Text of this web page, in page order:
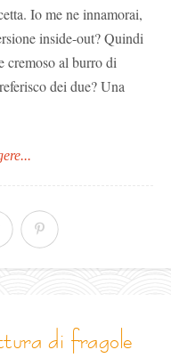
Io me ne innamorai,
inside-out? Quindi
cremoso al burro di
dei due? Una
di fragole